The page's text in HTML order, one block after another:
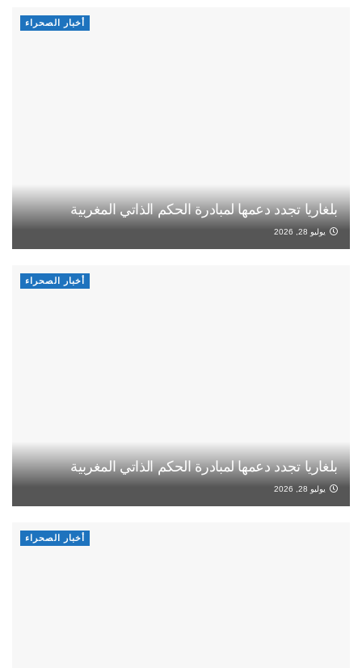
أخبار الصحراء
بلغاريا تجدد دعمها لمبادرة الحكم الذاتي المغربية
يوليو 28, 2026
أخبار الصحراء
بلغاريا تجدد دعمها لمبادرة الحكم الذاتي المغربية
يوليو 28, 2026
أخبار الصحراء